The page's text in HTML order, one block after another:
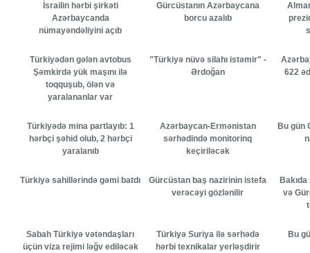
İsrailin hərbi şirkəti
Azərbaycanda
nümayəndəliyini açıb
Gürcüstanın Azərbaycana
borcu azalıb
Türkiyədən gələn avtobus
Şəmkirdə yük maşını ilə
toqquşub, ölən və
yaralananlar var
"Türkiyə nüvə silahı istəmir" -
Ərdoğan
622
Türkiyədə mina partlayıb: 1
hərbçi şəhid olub, 2 hərbçi
yaralanıb
Azərbaycan-Ermənistan
sərhədində monitorinq
keçiriləcək
Bu gün
Türkiyə sahillərində gəmi batdı
Gürcüstan baş nazirinin istefa
verəcəyi gözlənilir
və
Sabah Türkiyə vətəndaşları
üçün viza rejimi ləğv ediləcək
Türkiyə Suriya ilə sərhədə
hərbi texnikalar yerləşdirir
Bu